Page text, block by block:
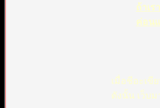
ถ้าเ
ค่อน
เมื่อชีอะเขี
ดังนั้น เว็บม